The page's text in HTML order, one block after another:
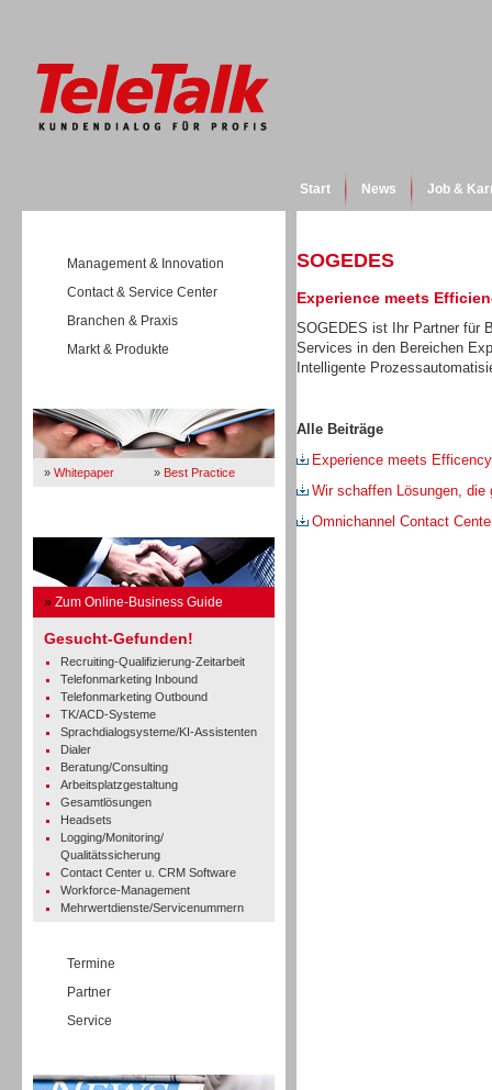
Start News Job &
Management & Innovation
Contact & Service Center
Branchen & Praxis
Markt & Produkte
» Whitepaper » Best Practice
» Zum Online-Business Guide
Gesucht-Gefunden!
Recruiting-Qualifizierung-Zeitarbeit
Telefonmarketing Inbound
Telefonmarketing Outbound
TK/ACD-Systeme
Sprachdialogsysteme/KI-Assistenten
Dialer
Beratung/Consulting
Arbeitsplatzgestaltung
Gesamtlösungen
Headsets
Logging/Monitoring/
Qualitätssicherung
Contact Center u. CRM Software
Workforce-Management
Mehrwertdienste/Servicenummern
Termine
Partner
Service
SOGEDES
Experience meets
SOGEDES ist Ihr Partner für
Services in den Bereichen
Intelligente
Alle Beiträge
Experience meets Efficency
Wir schaffen Lösungen, die
Omnichannel Contact